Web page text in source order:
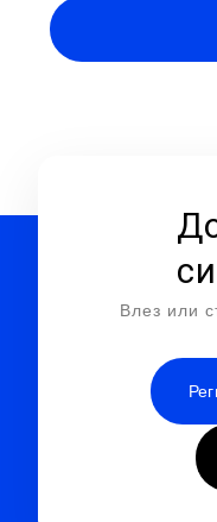
Влез или